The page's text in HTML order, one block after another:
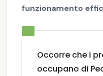
funzionamento
Occorre che i
occupano di